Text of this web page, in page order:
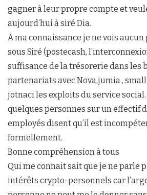
gagner à leur propre compte et
aujourd’hui à siré Dia.
A ma connaissance je ne vois
sous Siré (postecash,
suffisance de la trésorerie dans les
partenariats avec Nova,jumia ,
jotnaci les exploits du service
quelques personnes sur un effectif
employés disent qu’il est
formellement.
Bonne compréhension à tous
Qui me connait sait que je ne parle
intérêts crypto-personnels car